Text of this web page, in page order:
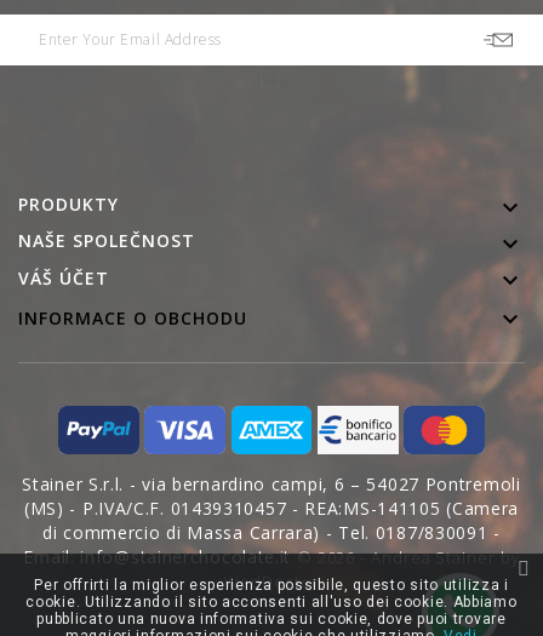
PRODUKTY 
NAŠE SPOLEČNOST 
VÁŠ ÚČET 
INFORMACE O OBCHODU 
Stainer S.r.l. - via bernardino campi, 6 – 54027 Pontremoli
(MS) - P.IVA/C.F. 01439310457 - REA:MS-141105 (Camera
di commercio di Massa Carrara) - Tel. 0187/830091 -
Email: info@stainerchocolate.it© 2026 - Andrea Stainer by
WedDoctor
Per offrirti la miglior esperienza possibile, questo sito utilizza i
cookie. Utilizzando il sito acconsenti all'uso dei cookie. Abbiamo
pubblicato una nuova informativa sui cookie, dove puoi trovare